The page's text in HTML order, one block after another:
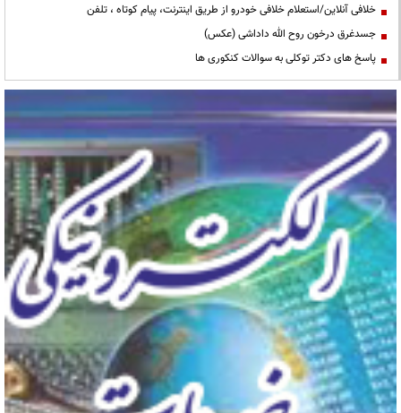
خلافی آنلاین/استعلام خلافی خودرو از طریق اینترنت، پیام کوتاه ، تلفن
جسدغرق درخون روح الله داداشی (عکس)
پاسخ های دکتر توکلی به سوالات کنکوری ها